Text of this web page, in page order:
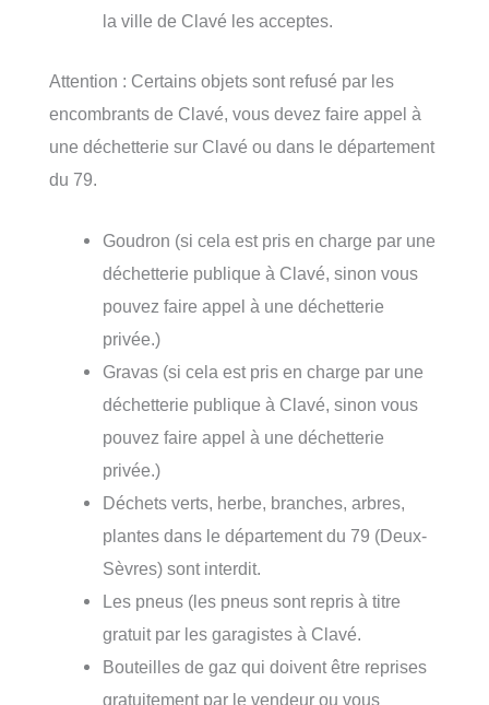
la ville de Clavé les acceptes.
Attention : Certains objets sont refusé par les
encombrants de Clavé, vous devez faire appel à
une déchetterie sur Clavé ou dans le département
du 79.
Goudron (si cela est pris en charge par une
déchetterie publique à Clavé, sinon vous
pouvez faire appel à une déchetterie
privée.)
Gravas (si cela est pris en charge par une
déchetterie publique à Clavé, sinon vous
pouvez faire appel à une déchetterie
privée.)
Déchets verts, herbe, branches, arbres,
plantes dans le département du 79 (Deux-
Sèvres) sont interdit.
Les pneus (les pneus sont repris à titre
gratuit par les garagistes à Clavé.
Bouteilles de gaz qui doivent être reprises
gratuitement par le vendeur ou vous